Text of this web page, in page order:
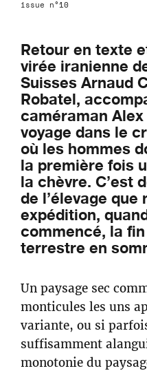
issue n°10
Retour en texte
virée iranienne
Suisses Arnaud
Robatel,
caméraman
voyage dans le
où les hommes
la première fois
la chèvre. C’est
de l’élevage
expédition,
commencé, la
terrestre en
Un paysage sec
monticules les uns
variante, ou si
suffisamment
monotonie du